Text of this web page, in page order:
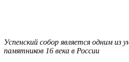
Успенский собор является одним из
памятников 16 века в России